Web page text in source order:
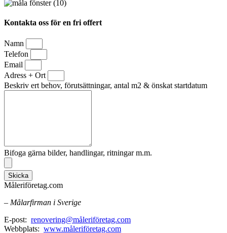
Kontakta oss för en fri offert
Namn
Telefon
Email
Adress + Ort
Beskriv ert behov, förutsättningar, antal m2 & önskat startdatum
Bifoga gärna bilder, handlingar, ritningar m.m.
Skicka
Måleriföretag.com
– Målarfirman i Sverige
E-post: renovering@måleriföretag.com
Webbplats: www.måleriföretag.com